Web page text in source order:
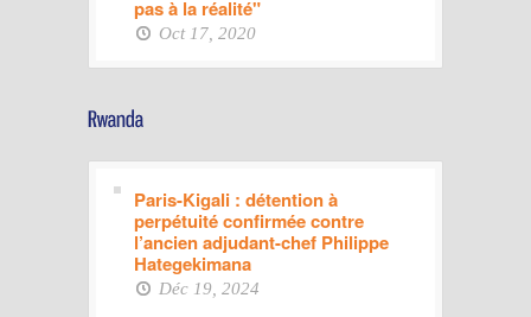
pas à la réalité"
Oct 17, 2020
Paris-Kigali : détention à
perpétuité confirmée contre
l’ancien adjudant-chef Philippe
Hategekimana
Déc 19, 2024